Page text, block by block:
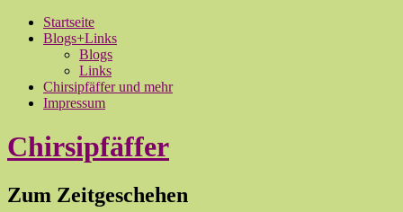
Startseite
Blogs+Links
Blogs
Links
Chirsipfäffer und mehr
Impressum
Chirsipfäffer
Zum Zeitgeschehen